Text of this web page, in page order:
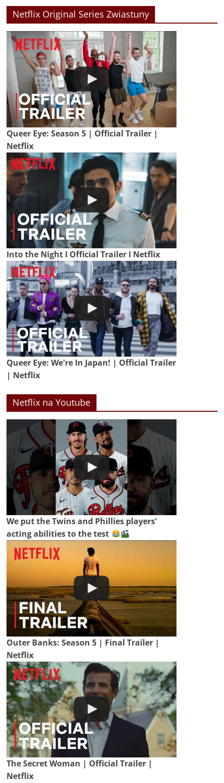
Netflix Original Series Zwiastuny
Queer Eye: Season 5 | Official Trailer |
Netflix
Into the Night I Official Trailer I Netflix
Queer Eye: We're In Japan! | Official Trailer
| Netflix
Netflix na Youtube
We put the Twins and Phillies players’
acting abilities to the test
Outer Banks: Season 5 | Final Trailer |
Netflix
The Secret Woman | Official Trailer |
Netflix